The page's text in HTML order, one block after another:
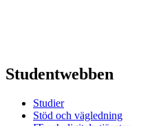
Studentwebben
Studier
Stöd och vägledning